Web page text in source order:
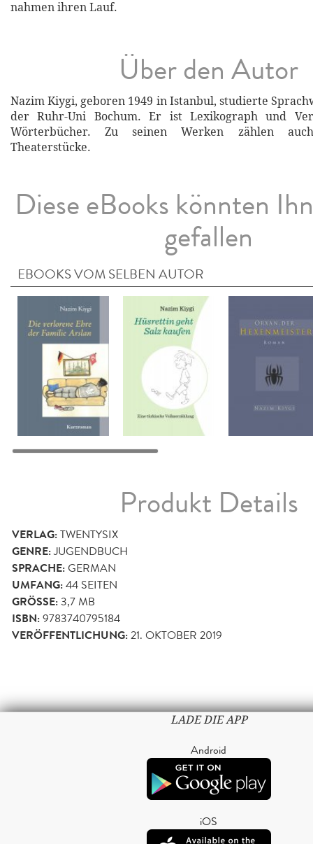
nahmen ihren Lauf.
Über den Autor
Nazim Kiygi, geboren 1949 in Istanbul, studierte
der Ruhr-Uni Bochum. Er ist Lexikograph und
Wörterbücher. Zu seinen Werken zählen
Theaterstücke.
Diese eBooks könnten
gefallen
EBOOKS VOM SELBEN AUTOR
Produkt Details
VERLAG:TWENTYSIX
GENRE:JUGENDBUCH
SPRACHE:GERMAN
UMFANG:44 SEITEN
GRÖSSE: 3,7 MB
ISBN:9783740795184
VERÖFFENTLICHUNG:21. OKTOBER 2019
LADE DIE APP
Android
iOS